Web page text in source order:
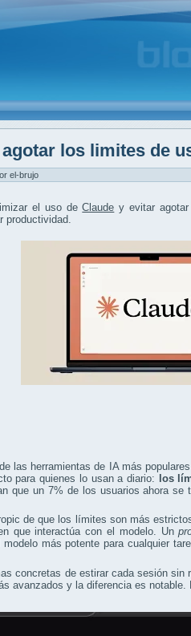
los limites de
el-brujo
el uso deClaude y evitar
las herramientas de IA más
para quienes lo usan a diario:
los
que un 7% de los usuarios ahora
de que los límites son más
que interactúa con el modelo. Un
más potente para cualquier
concretas de estirar cada sesión
avanzados y la diferencia es